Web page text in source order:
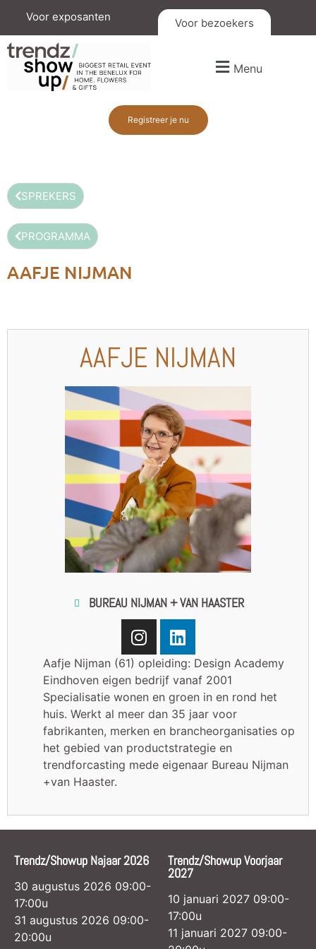
Voor exposanten Voor bezoekers
Menu
Registreer je nu
SPREKERS
PROGRAMMA
AAFJE NIJMAN
AAFJE NIJMAN
BUREAU NIJMAN + VAN HAASTER
Aafje Nijman (61) opleiding: Design Academy
Eindhoven eigen bedrijf vanaf 2001
Specialisatie wonen en groen in en rond het
huis. Werkt al meer dan 35 jaar voor
fabrikanten, merken en brancheorganisaties op
het gebied van productstrategie en
trendforcasting mede eigenaar Bureau Nijman
+van Haaster.
Trendz/Showup Najaar 2026
30 augustus 2026 09:00-
17:00u
31 augustus 2026 09:00-
20:00u
Trendz/Showup Voorjaar
2027
10 januari 2027 09:00-
17:00u
11 januari 2027 09:00-